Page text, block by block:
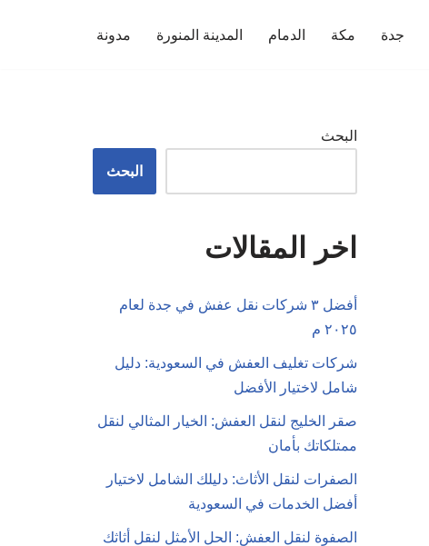
جدة مكة الدمام المدينة المنورة مدونة
البحث
البحث
اخر المقالات
أفضل ٣ شركات نقل عفش في جدة لعام
٢٠٢٥ م
شركات تغليف العفش في السعودية: دليل
شامل لاختيار الأفضل
صقر الخليج لنقل العفش: الخيار المثالي لنقل
ممتلكاتك بأمان
الصفرات لنقل الأثاث: دليلك الشامل لاختيار
أفضل الخدمات في السعودية
الصفوة لنقل العفش: الحل الأمثل لنقل أثاثك